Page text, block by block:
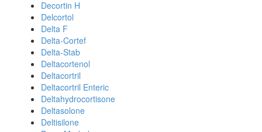
Decortin H
Delcortol
Delta F
Delta-Cortef
Delta-Stab
Deltacortenol
Deltacortril
Deltacortril Enteric
Deltahydrocortisone
Deltasolone
Deltisilone